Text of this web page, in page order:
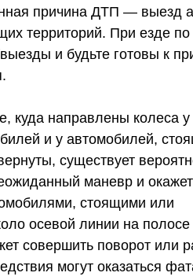
причина ДТП — выезд
территорий. При езде по
и будьте готовы к
куда направлены колеса у
и у автомобилей,
существует
маневр и
стоящими или
осевой линии на полосе
совершить поворот или
могут оказаться